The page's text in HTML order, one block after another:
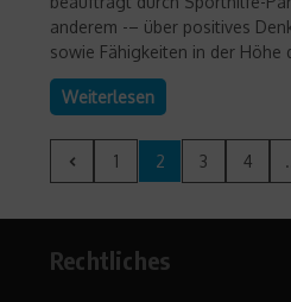
anderem -– über positives
sowie Fähigkeiten in der Höhe
Weiterlesen
1 2 3 4
Rechtliches